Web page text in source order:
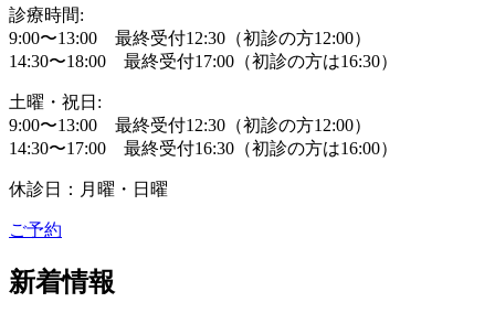
診療時間:
9:00〜13:00 最終受付12:30（初診の方12:00）
14:30〜18:00 最終受付17:00（初診の方は16:30）
土曜・祝日:
9:00〜13:00 最終受付12:30（初診の方12:00）
14:30〜17:00 最終受付16:30（初診の方は16:00）
休診日：月曜・日曜
ご予約
新着情報